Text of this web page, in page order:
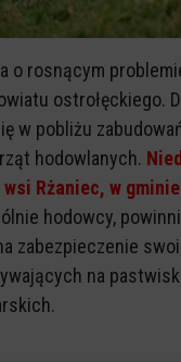
o rosnącym
ostrołęckiego.
w pobliżu
hodowlanych.
wsi Rżaniec, w
hodowcy,
zabezpieczenie
na